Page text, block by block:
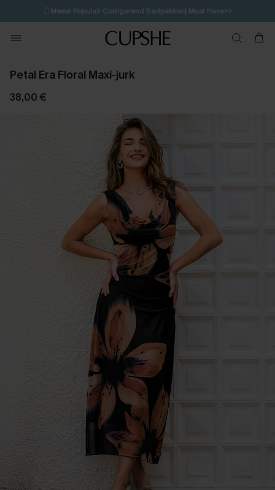
🩱Meest Populair Corrigerend Badpakken| Must Have>>
💌Abonneer je & ontvang tot 15% korting>>
Koop 3, krijg 15% korting | CODE: SW15
Petal Era Floral Maxi-jurk
38,00 €